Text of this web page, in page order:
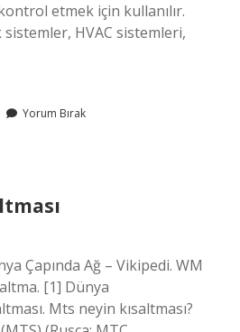
etmek için kullanılır.
HVAC sistemleri,
Yorum Bırak
Çapında Ağ – Vikipedi. WM
[1] Dünya
Mts neyin kısaltması?